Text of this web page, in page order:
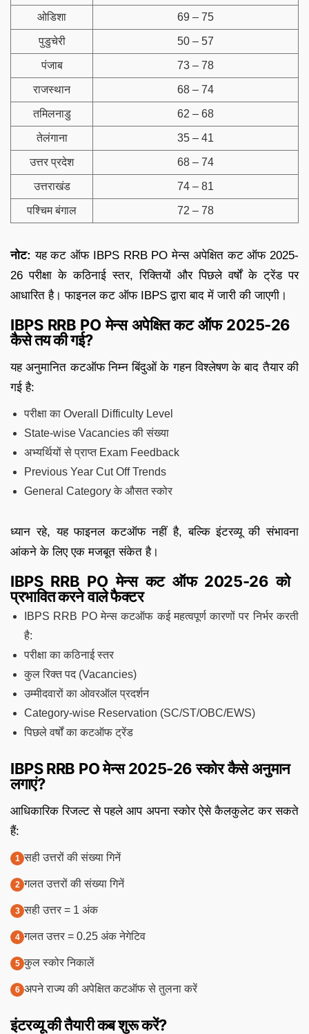
ओडिशा 69 – 75
पुडुचेरी 50 – 57
पंजाब 73 – 78
राजस्थान 68 – 74
तमिलनाडु 62 – 68
तेलंगाना 35 – 41
उत्तर प्रदेश 68 – 74
उत्तराखंड 74 – 81
पश्चिम बंगाल 72 – 78
नोट: यह कट ऑफ IBPS RRB PO मेन्स अपेक्षित कट ऑफ 2025-
26 परीक्षा के कठिनाई स्तर, रिक्तियों और पिछले वर्षों के ट्रेंड पर
आधारित है। फाइनल कट ऑफ IBPS द्वारा बाद में जारी की जाएगी।
IBPS RRB PO मेन्स अपेक्षित कट ऑफ 2025-26
कैसे तय की गई?
यह अनुमानित कटऑफ निम्न बिंदुओं के गहन विश्लेषण के बाद तैयार की
गई है:
परीक्षा का Overall Difficulty Level
State-wise Vacancies की संख्या
अभ्यर्थियों से प्राप्त Exam Feedback
Previous Year Cut Off Trends
General Category के औसत स्कोर
ध्यान रहे, यह फाइनल कटऑफ नहीं है, बल्कि इंटरव्यू की संभावना
आंकने के लिए एक मजबूत संकेत है।
IBPS RRB PO मेन्स कट ऑफ 2025-26 को
प्रभावित करने वाले फैक्टर
IBPS RRB PO मेन्स कटऑफ कई महत्वपूर्ण कारणों पर निर्भर करती
है:
परीक्षा का कठिनाई स्तर
कुल रिक्त पद (Vacancies)
उम्मीदवारों का ओवरऑल प्रदर्शन
Category-wise Reservation (SC/ST/OBC/EWS)
पिछले वर्षों का कटऑफ ट्रेंड
IBPS RRB PO मेन्स 2025-26 स्कोर कैसे अनुमान
लगाएं?
आधिकारिक रिजल्ट से पहले आप अपना स्कोर ऐसे कैलकुलेट कर सकते
हैं:
सही उत्तरों की संख्या गिनें
गलत उत्तरों की संख्या गिनें
सही उत्तर = 1 अंक
गलत उत्तर = 0.25 अंक नेगेटिव
कुल स्कोर निकालें
अपने राज्य की अपेक्षित कटऑफ से तुलना करें
इंटरव्यू की तैयारी कब शुरू करें?